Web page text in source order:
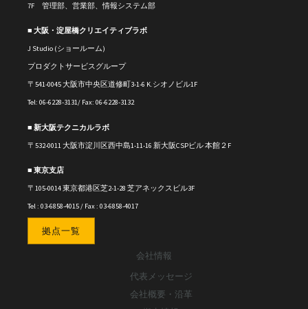
7F 管理部、営業部、情報システム部
■ 大阪・淀屋橋クリエイティブラボ
J Studio (ショールーム)
プロダクトサービスグループ
〒541-0045 大阪市中央区道修町3-1-6 K.シオノビル1F
Tel: 06-6228-3131/ Fax: 06-6228-3132
■ 新大阪テクニカルラボ
〒 532-0011大阪市淀川区西中島1-11-16 新大阪CSPビル 本館２F
■ 東京支店
〒105-0014 東京都港区芝2-1-28 芝アネックスビル3F
Tel : 03-6858-4015 / Fax : 03-6858-4017
拠点一覧
会社情報
代表メッセージ
会社概要・沿革